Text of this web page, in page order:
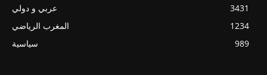
عربي و دولي
3431
المغرب الرياضي
1234
سياسية
989